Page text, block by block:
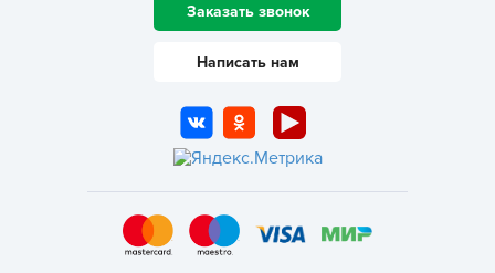
Заказать звонок
Написать нам